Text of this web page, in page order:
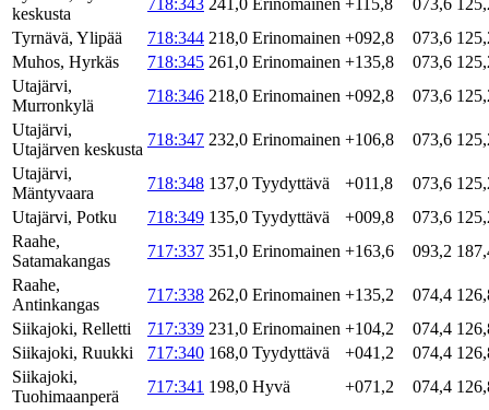
keskusta
718:343 241,0 Erinomainen +115,8 073,6
Tyrnävä, Ylipää
718:344 218,0 Erinomainen +092,8 073,6
Muhos, Hyrkäs
718:345 261,0 Erinomainen +135,8 073,6
Utajärvi,
Murronkylä
718:346 218,0 Erinomainen +092,8 073,6
Utajärvi,
Utajärven keskusta
718:347 232,0 Erinomainen +106,8 073,6
Utajärvi,
Mäntyvaara
718:348 137,0 Tyydyttävä +011,8 073,6
Utajärvi, Potku
718:349 135,0 Tyydyttävä +009,8 073,6
Raahe,
Satamakangas
717:337 351,0 Erinomainen +163,6 093,2
Raahe,
Antinkangas
717:338 262,0 Erinomainen +135,2 074,4
Siikajoki, Relletti
717:339 231,0 Erinomainen +104,2 074,4
Siikajoki, Ruukki
717:340 168,0 Tyydyttävä +041,2 074,4
Siikajoki,
Tuohimaanperä
717:341 198,0 Hyvä +071,2 074,4